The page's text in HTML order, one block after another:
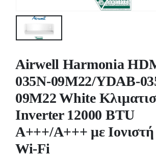
Airwell Harmonia
035N-09M22/YDAB-
09M22 White
Inverter 12000 BTU
A+++/A+++ με Ιονιστή
Wi-Fi